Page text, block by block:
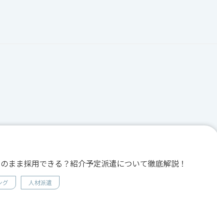
まま採用できる？紹介予定派遣について徹底解説！
グ 人材派遣